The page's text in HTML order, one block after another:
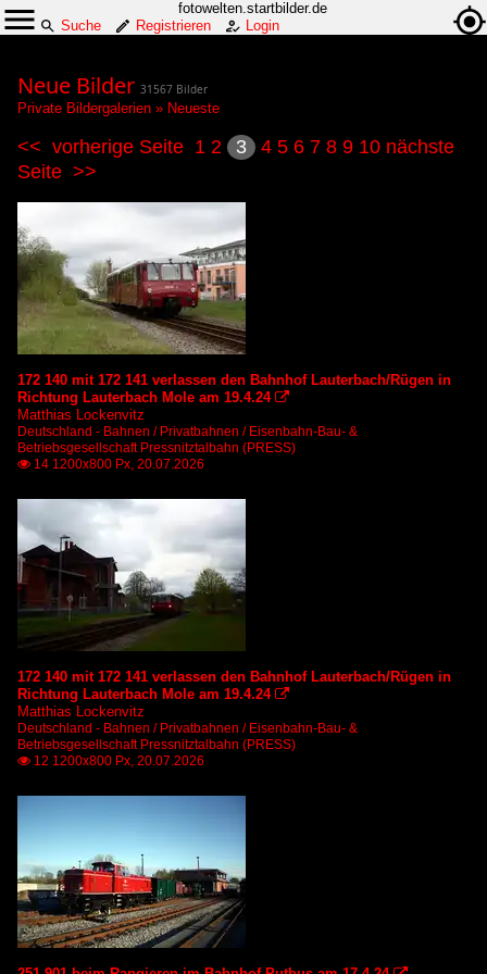
fotowelten.startbilder.de
Suche
Registrieren Login
Neue Bilder 31567 Bilder
Private Bildergalerien » Neueste
<< vorherige Seite 1 2 3 4 5 6 7 8 9 10 nächste
Seite >>
172 140 mit 172 141 verlassen den Bahnhof Lauterbach/Rügen in
Richtung Lauterbach Mole am 19.4.24 
Matthias Lockenvitz
Deutschland - Bahnen / Privatbahnen / Eisenbahn-Bau- &
Betriebsgesellschaft Pressnitztalbahn (PRESS)
 14 1200x800 Px, 20.07.2026
172 140 mit 172 141 verlassen den Bahnhof Lauterbach/Rügen in
Richtung Lauterbach Mole am 19.4.24 
Matthias Lockenvitz
Deutschland - Bahnen / Privatbahnen / Eisenbahn-Bau- &
Betriebsgesellschaft Pressnitztalbahn (PRESS)
 12 1200x800 Px, 20.07.2026